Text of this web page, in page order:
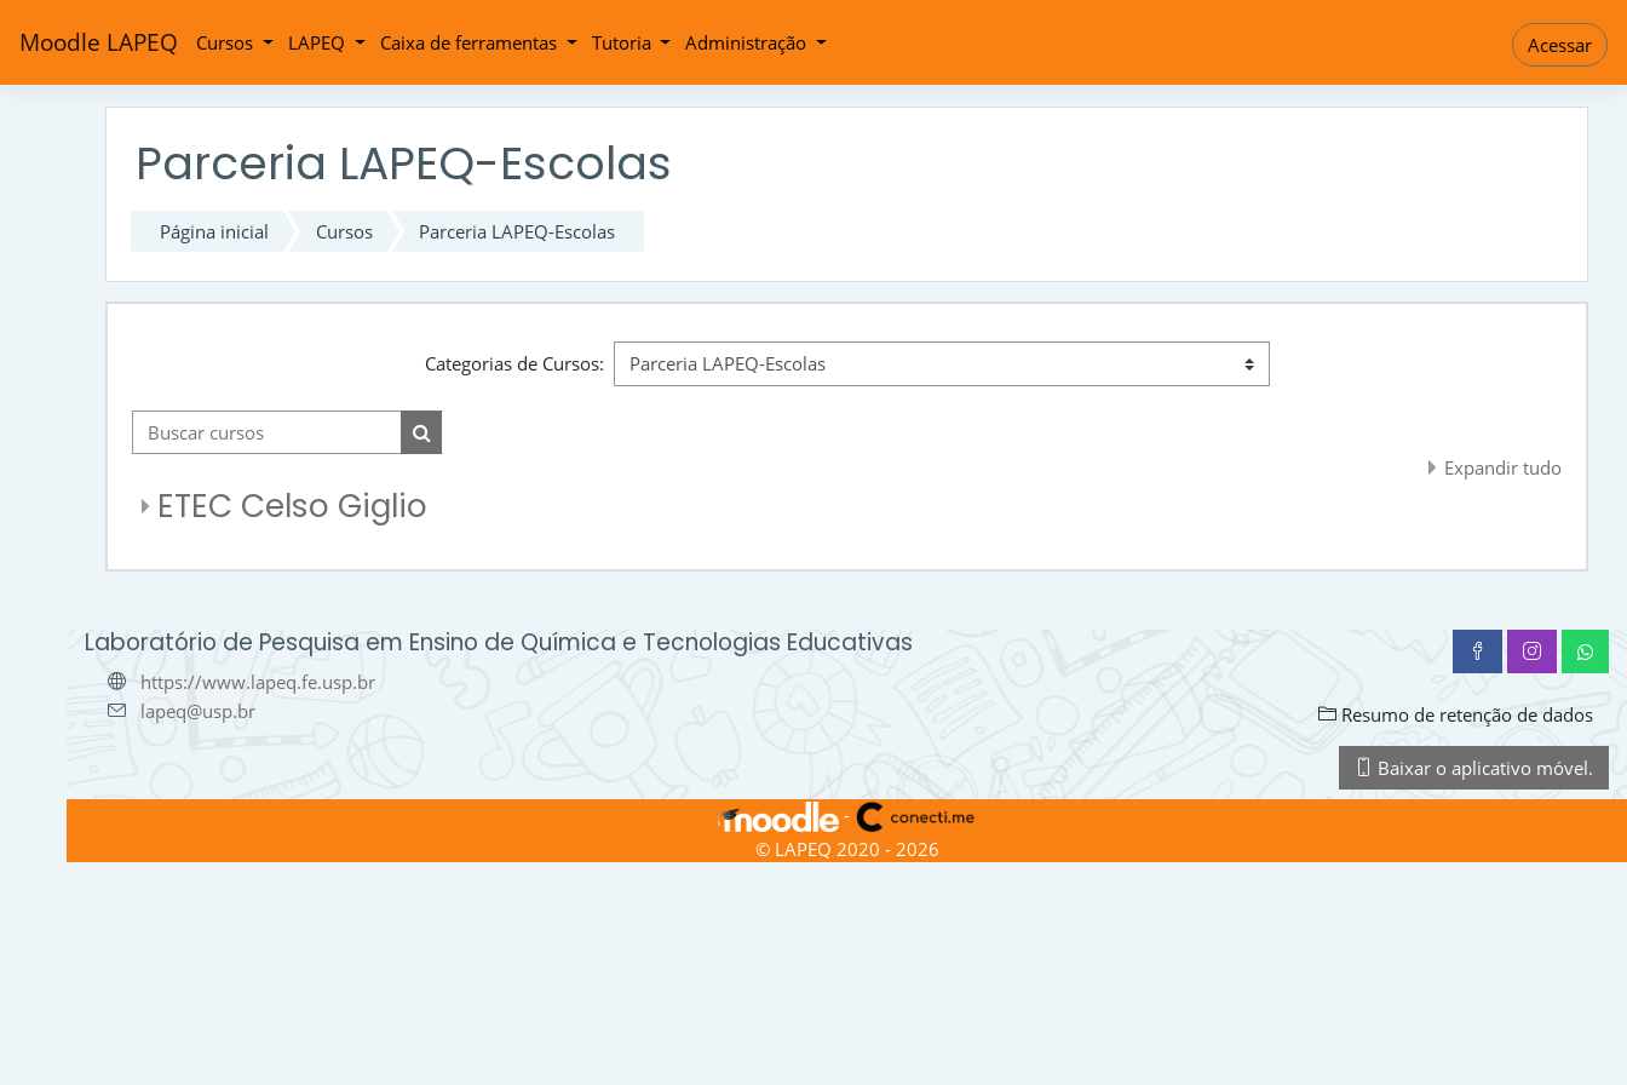
Moodle LAPEQ Cursos LAPEQ Caixa de ferramentas Tutoria Administração Acessar
Parceria LAPEQ-Escolas
Página inicial Cursos Parceria LAPEQ-Escolas
Categorias de Cursos:
Buscar cursos
Buscar cursos Expandir tudo
ETEC Celso Giglio
Laboratório de Pesquisa em Ensino de Química e Tecnologias Educativas
https://www.lapeq.fe.usp.br
lapeq@usp.br
Resumo de retenção de dados
Baixar o aplicativo móvel.
-
© LAPEQ 2020 - 2026